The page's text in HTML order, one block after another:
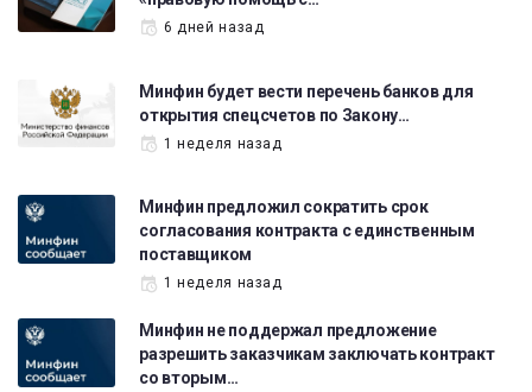
6 дней назад
Минфин будет вести перечень банков для
открытия спецсчетов по Закону…
1 неделя назад
Минфин предложил сократить срок
согласования контракта с единственным
поставщиком
1 неделя назад
Минфин не поддержал предложение
разрешить заказчикам заключать контракт
со вторым…